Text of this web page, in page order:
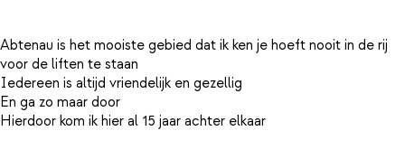
Abtenau is het mooiste gebied dat ik ken je hoeft nooit in de rij
voor de liften te staan
Iedereen is altijd vriendelijk en gezellig
En ga zo maar door